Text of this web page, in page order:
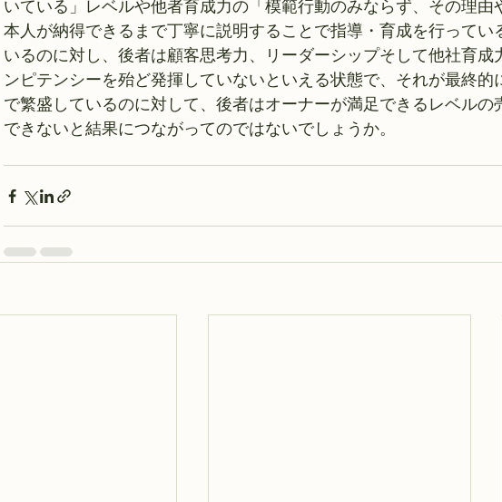
いている」レベルや他者育成力の「模範行動のみならず、その理由
本人が納得できるまで丁寧に説明することで指導・育成を行ってい
いるのに対し、後者は顧客思考力、リーダーシップそして他社育成
ンピテンシーを殆ど発揮していないといえる状態で、それが最終的
で繁盛しているのに対して、後者はオーナーが満足できるレベルの
できないと結果につながってのではないでしょうか。